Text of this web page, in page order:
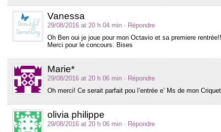
Vanessa
29/08/2016 at 20 h 04 min · Répondre
Oh Ben oui je joue pour mon Octavio et sa premiere rentrée!!
Merci pour le concours. Bises
Marie*
29/08/2016 at 20 h 06 min · Répondre
Oh merci! Ce serait parfait pou l’entrée e’ Ms de mon
olivia philippe
29/08/2016 at 20 h 06 min · Répondre